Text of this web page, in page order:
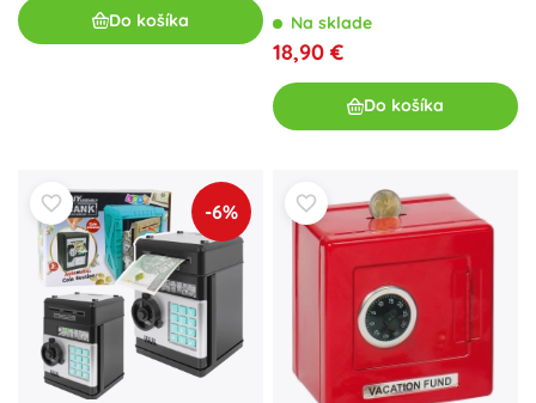
Do košíka Na sklade
18,90 €
Do košíka
-6%